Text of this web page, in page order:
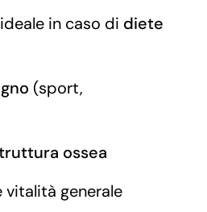
in caso di diete
(sport,
ossea
vitalità generale